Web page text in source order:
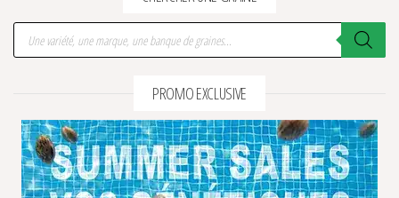
Recherche de produits
PROMO EXCLUSIVE